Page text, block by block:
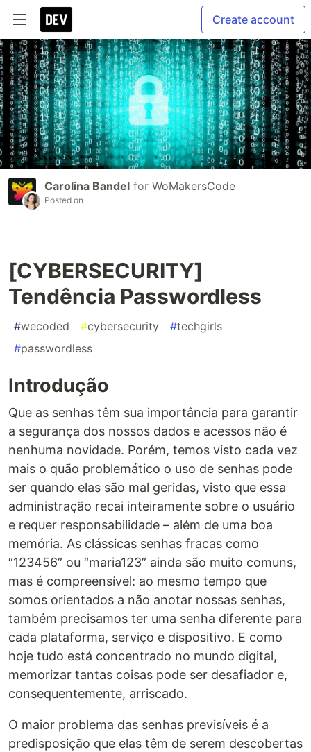
Create account
Carolina Bandel for WoMakersCode
Posted on
[CYBERSECURITY]
Tendência Passwordless
#wecoded #cybersecurity #techgirls
#passwordless
Introdução
Que as senhas têm sua importância para garantir
a segurança dos nossos dados e acessos não é
nenhuma novidade. Porém, temos visto cada vez
mais o quão problemático o uso de senhas pode
ser quando elas são mal geridas, visto que essa
administração recai inteiramente sobre o usuário
e requer responsabilidade – além de uma boa
memória. As clássicas senhas fracas como
“123456” ou “maria123” ainda são muito comuns,
mas é compreensível: ao mesmo tempo que
somos orientados a não anotar nossas senhas,
também precisamos ter uma senha diferente para
cada plataforma, serviço e dispositivo. E como
hoje tudo está concentrado no mundo digital,
memorizar tantas coisas pode ser desafiador e,
consequentemente, arriscado.
O maior problema das senhas previsíveis é a
predisposição que elas têm de serem descobertas